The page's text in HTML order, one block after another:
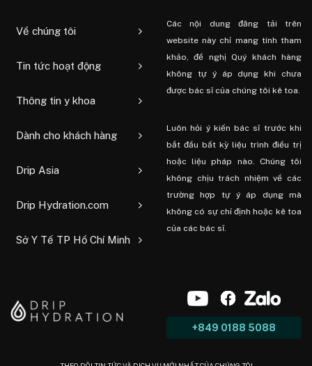
Về chúng tôi
Tin tức hoạt động
Thông tin y khoa
Dành cho khách hàng
Drip Asia
Drip Hydration.com
Sở Y Tế TP Hồ Chí Minh
Các nội dung đăng tải trên
website này chỉ mang tính tham
khảo, đề nghị Quý khách hàng
không tự ý áp dụng khi chưa
được bác sĩ của chúng tôi kê toa.
Luôn hỏi ý kiến ​​bác sĩ trước khi
bắt đầu bất kỳ liệu trình điều trị
hoặc liệu pháp nào. Chúng tôi
không chịu trách nhiệm về các
trường hợp tự ý áp dụng mà
không có sự chỉ định hoặc kê toa
của các bác sĩ.
+849 0188 5088